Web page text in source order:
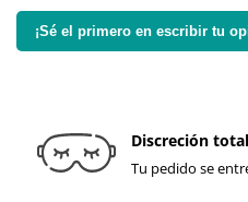
¡Sé el primero en escribir tu
Discreción total
Tu pedido se